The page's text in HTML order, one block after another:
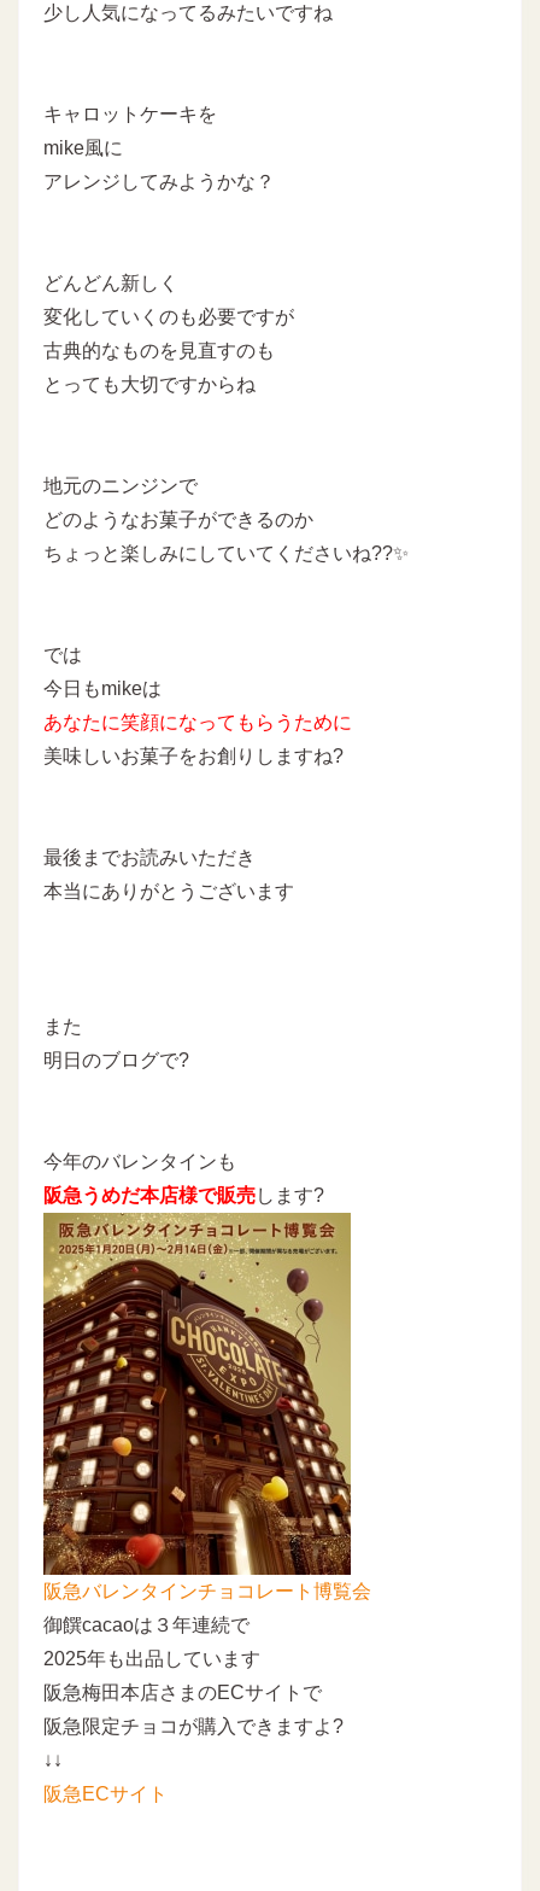
少し人気になってるみたいですね
キャロットケーキを
mike風に
アレンジしてみようかな？
どんどん新しく
変化していくのも必要ですが
古典的なものを見直すのも
とっても大切ですからね
地元のニンジンで
どのようなお菓子ができるのか
ちょっと楽しみにしていてくださいね??✨
では
今日もmikeは
あなたに笑顔になってもらうために
美味しいお菓子をお創りしますね?
最後までお読みいただき
本当にありがとうございます
また
明日のブログで?
今年のバレンタインも
阪急うめだ本店様で販売します?
阪急バレンタインチョコレート博覧会
御饌cacaoは３年連続で
2025年も出品しています
阪急梅田本店さまのECサイトで
阪急限定チョコが購入できますよ?
↓↓
阪急ECサイト